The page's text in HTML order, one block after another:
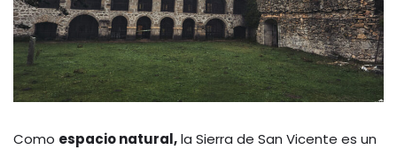
Como espacio natural,la Sierra de San Vicente es un